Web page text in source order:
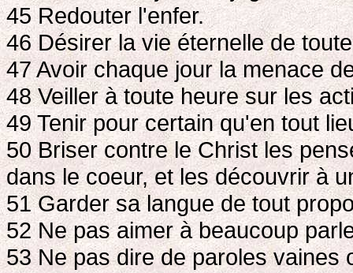
45 Redouter l'enfer.
46 Désirer la vie éternelle de
47 Avoir chaque jour la menace
48 Veiller à toute heure sur les
49 Tenir pour certain qu'en tout
50 Briser contre le Christ les
dans le coeur, et les découvrir à
51 Garder sa langue de tout
52 Ne pas aimer à beaucoup
53 Ne pas dire de paroles vaines